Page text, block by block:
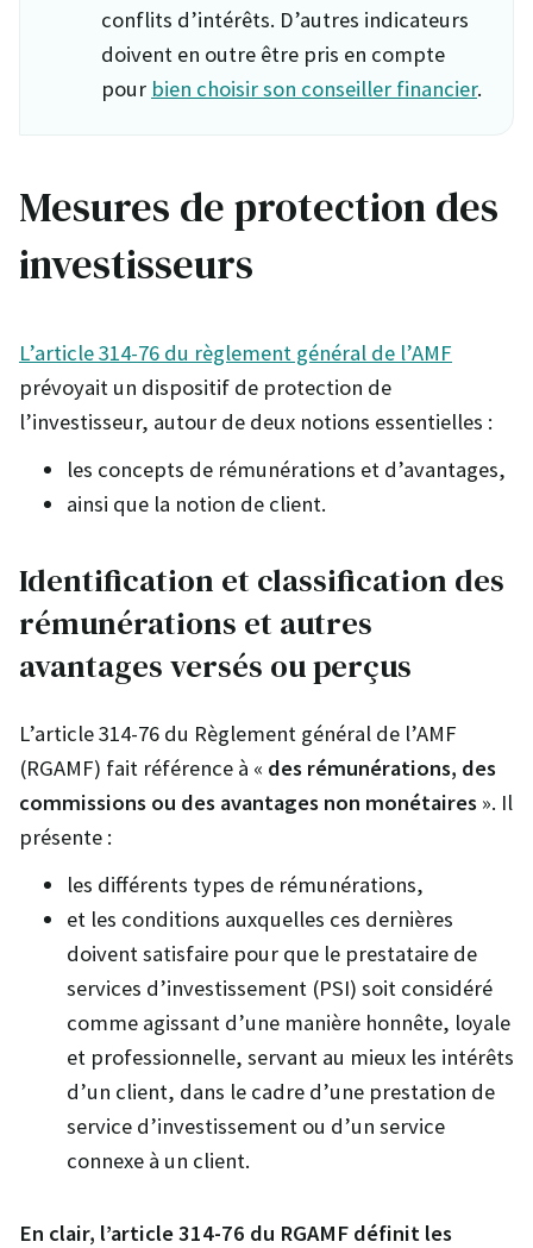
conflits d’intérêts. D’autres indicateurs
doivent en outre être pris en compte
pour bien choisir son conseiller financier.
Mesures de protection des
investisseurs
L’article 314-76 du règlement général de l’AMF
prévoyait un dispositif de protection de
l’investisseur, autour de deux notions essentielles :
les concepts de rémunérations et d’avantages,
ainsi que la notion de client.
Identification et classification des
rémunérations et autres
avantages versés ou perçus
L’article 314-76 du Règlement général de l’AMF
(RGAMF) fait référence à « des rémunérations, des
commissions ou des avantages non monétaires ». Il
présente :
les différents types de rémunérations,
et les conditions auxquelles ces dernières
doivent satisfaire pour que le prestataire de
services d’investissement (PSI) soit considéré
comme agissant d’une manière honnête, loyale
et professionnelle, servant au mieux les intérêts
d’un client, dans le cadre d’une prestation de
service d’investissement ou d’un service
connexe à un client.
En clair, l’article 314-76 du RGAMF définit les